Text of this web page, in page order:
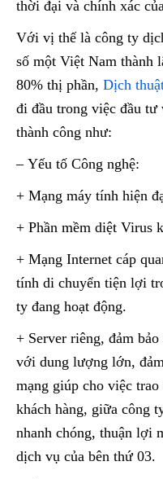
thời đại và chính xác
Với vị thế là công ty
số một Việt Nam thành
80% thị phần, Dịch
đi đầu trong việc đầu tư
thành công như:
– Yếu tố Công nghệ:
+ Mạng máy tính hiện
+ Phần mềm diệt Virus
+ Mạng Internet cáp
tính di chuyển tiện lợi
ty đang hoạt động.
+ Server riêng, đảm
với dung lượng lớn,
mạng giúp cho việc
khách hàng, giữa công
nhanh chóng, thuận lợi
dịch vụ của bên thứ 03.